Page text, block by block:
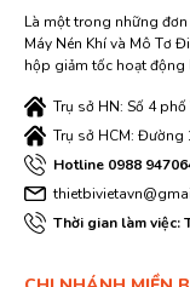
Là một trong những
Máy Nén Khí và Mô Tơ
hộp giảm tốc hoạt động
Trụ sở HN: Số 4
Trụ sở HCM: Đường
Hotline 0988
Thời gian làm việc: